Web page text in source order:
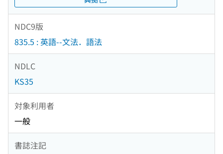
NDC9版
835.5 : 英語--文法．語法
NDLC
KS35
対象利用者
一般
書誌注記